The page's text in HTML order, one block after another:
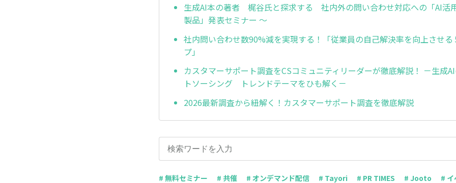
生成AI本の著者 梶谷氏と探求する 社内外の問い合わせ対応への「AI活
製品」発表セミナー 〜
社内問い合わせ数90%減を実現する！「従業員の自己解決率を向上させる
プ」
カスタマーサポート調査をCSコミュニティリーダーが徹底解説！ －生成
トソーシング トレンドテーマをひも解く－
2026最新調査から紐解く！カスタマーサポート調査を徹底解説
# 無料セミナー # 共催 # オンデマンド配信 # Tayori # PR TIMES # Jooto # イ